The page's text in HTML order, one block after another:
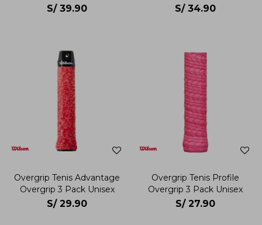
Unisex
S/ 39.90 S/ 34.90
Overgrip Tenis Advantage
Overgrip 3 Pack Unisex
S/ 29.90
Overgrip Tenis Profile
Overgrip 3 Pack Unisex
S/ 27.90